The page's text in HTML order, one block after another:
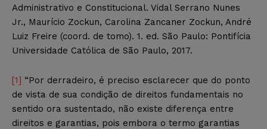
Administrativo e Constitucional. Vidal Serrano Nunes
Jr., Maurício Zockun, Carolina Zancaner Zockun, André
Luiz Freire (coord. de tomo). 1. ed. São Paulo: Pontifícia
Universidade Católica de São Paulo, 2017.
[1] “Por derradeiro, é preciso esclarecer que do ponto
de vista de sua condição de direitos fundamentais no
sentido ora sustentado, não existe diferença entre
direitos e garantias, pois embora o termo garantias